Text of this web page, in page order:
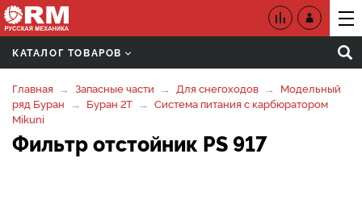
КАТАЛОГ ТОВАРОВ
Главная Запасные части Для снегоходов
Модельный
ряд Буран
Буран 2Т
Система питания с карбюратором
Mikuni
Фильтр отстойник PS 917